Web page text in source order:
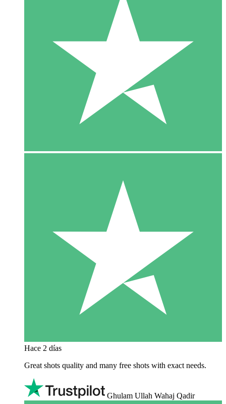
Hace 2 días
Great shots quality and many free shots with exact needs.
Ghulam Ullah Wahaj Qadir